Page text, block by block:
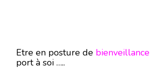
Etre en posture de bienveillance
port à soi …..